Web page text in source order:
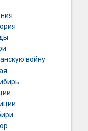
войну